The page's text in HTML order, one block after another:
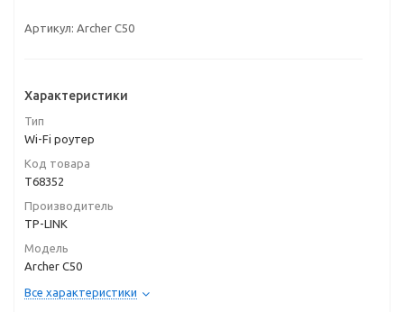
Артикул: Archer C50
Характеристики
Тип
Wi-Fi роутер
Код товара
T68352
Производитель
TP-LINK
Модель
Archer C50
Все характеристики